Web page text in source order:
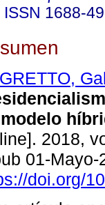
ISSN 1688-
2018,
01-
doi.org/